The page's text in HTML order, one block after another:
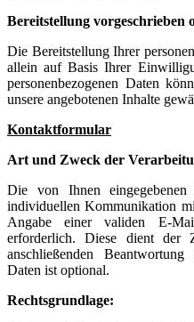
Bereitstellung vorgeschrieben
Die Bereitstellung Ihrer
allein auf Basis Ihrer
personenbezogenen Daten
unsere angebotenen Inhalte
Kontaktformular
Art und Zweck der
Die von Ihnen
individuellen Kommunikation
Angabe einer validen E-
erforderlich. Diese dient der
anschließenden
Daten ist optional.
Rechtsgrundlage: